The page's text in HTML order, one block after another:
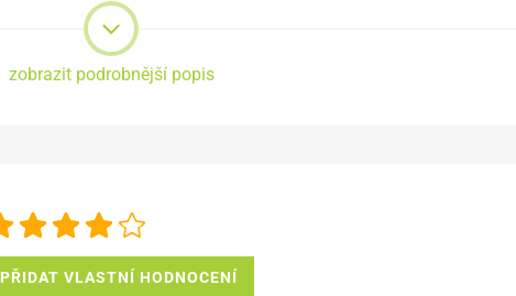
zobrazit podrobnější popis
PŘIDAT VLASTNÍ HODNOCENÍ